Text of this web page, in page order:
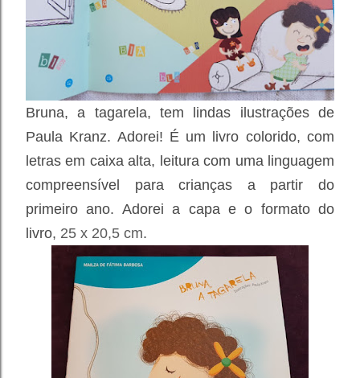
Bruna, a tagarela, tem lindas ilustrações de
Paula Kranz. Adorei! É um livro colorido, com
letras em caixa alta, leitura com uma linguagem
compreensível para crianças a partir do
primeiro ano. Adorei a capa e o formato do
livro, 25 x 20,5 cm.